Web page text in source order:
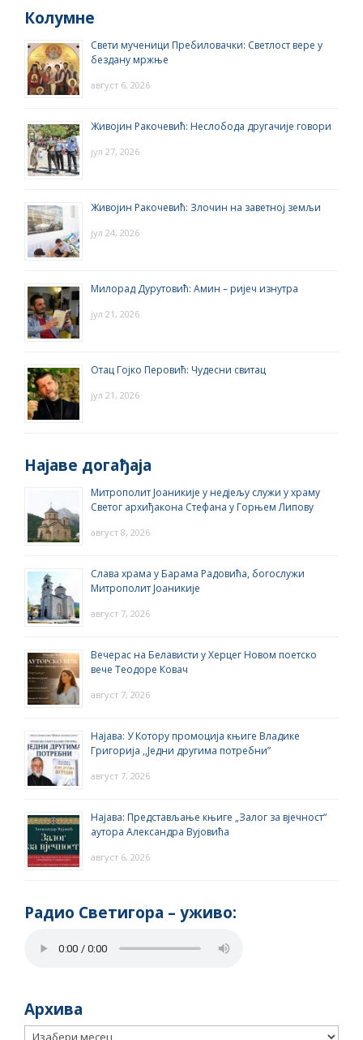
Колумне
Свети мученици Пребиловачки: Светлост вере у
бездану мржње
август 6, 2026
Живојин Ракочевић: Неслобода другачије говори
јул 27, 2026
Живојин Ракочевић: Злочин на заветној земљи
јул 24, 2026
Милорад Дурутовић: Амин – ријеч изнутра
јул 21, 2026
Отац Гојко Перовић: Чудесни свитац
јул 21, 2026
Најаве догађаја
Митрополит Јоаникије у недјељу служи у храму
Светог архиђакона Стефана у Горњем Липову
август 8, 2026
Слава храма у Барама Радовића, богослужи
Митрополит Јоаникије
август 7, 2026
Вечерас на Белависти у Херцег Новом поетско
вече Теодоре Ковач
август 7, 2026
Најава: У Котору промоција књиге Владике
Григорија ,,Једни другима потребни”
август 7, 2026
Најава: Представљање књиге „Залог за вјечност“
аутора Александра Вујовића
август 6, 2026
Радио Светигора – yживо:
Архива
Архива